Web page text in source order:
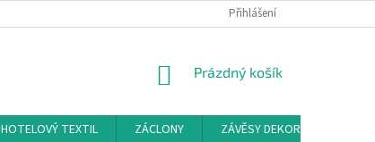
Přihlášení
NÁKUPNÍ
Prázdný košík
HOTELOVÝ TEXTIL ZÁCLONY
ZÁVĚSY DEKORAČNÍ A